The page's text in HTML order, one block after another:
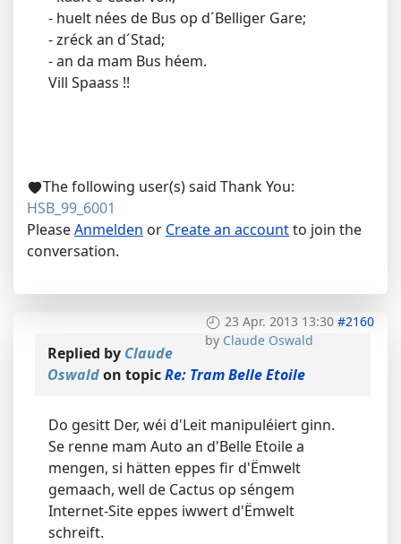
- huelt nées de Bus op d´Belliger Gare;
- zréck an d´Stad;
- an da mam Bus héem.
Vill Spaass !!
The following user(s) said Thank You:
HSB_99_6001
PleaseAnmelden or Create an accountto join the
conversation.
23 Apr. 2013 13:30 #2160
by Claude Oswald
Replied by Claude
Oswaldon topicRe: Tram Belle Etoile
Do gesitt Der, wéi d'Leit manipuléiert ginn.
Se renne mam Auto an d'Belle Etoile a
mengen, si hätten eppes fir d'Ëmwelt
gemaach, well de Cactus op séngem
Internet-Site eppes iwwert d'Ëmwelt
schreift.